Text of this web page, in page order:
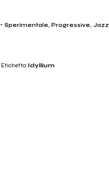
-Sperimentale, Progressive, Jazz
Etichetta Idyllium